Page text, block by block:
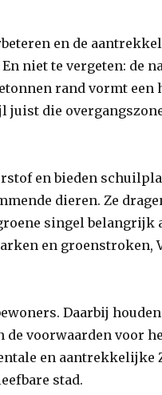
en de
niet te vergeten: de
rand vormt een
die
en bieden
dieren. Ze
singel
en groenstroken,
Daarbij
voorwaarden voor
en aantrekkelijke
stad.